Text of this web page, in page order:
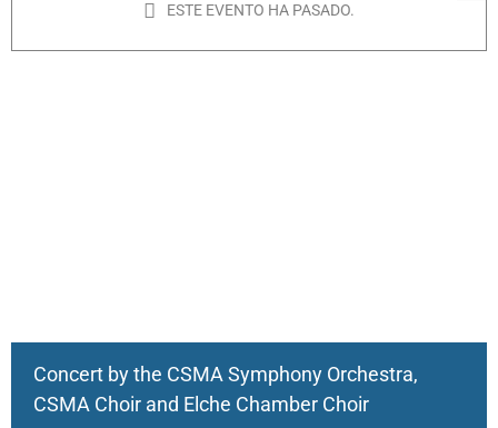
ESTE EVENTO HA PASADO.
Concert by the CSMA Symphony Orchestra,
CSMA Choir and Elche Chamber Choir